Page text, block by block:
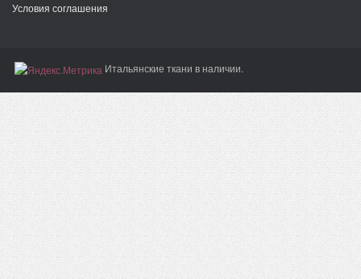
Условия соглашения
Итальянские ткани в наличии.